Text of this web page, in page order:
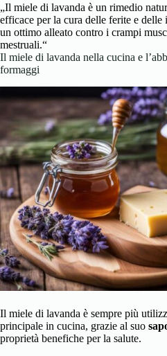
„Il miele di lavanda è un rimedio
efficace per la cura delle ferite e
un ottimo alleato contro i crampi
mestruali.“
Il miele di lavanda nella cucina e
formaggi
Il miele di lavanda è sempre più
principale in cucina, grazie al suo
proprietà benefiche per la salute.